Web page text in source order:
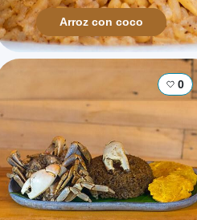
Arroz con coco
0